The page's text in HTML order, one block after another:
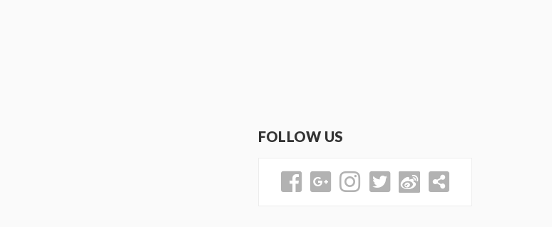
FOLLOW US